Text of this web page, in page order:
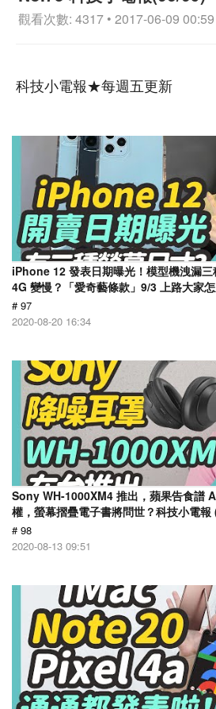
觀看次數: 4317 • 2017-06-09 00:59
科技小電報★每週五更新
iPhone 12 發表日期曝光！模型機洩漏
4G 變慢？「愛奇藝條款」9/3 上路大家
# 97
2020-08-20 16:34
Sony WH-1000XM4 推出，蘋果告食譜
權，螢幕摺疊電子書將問世？科技小電報
# 98
2020-08-13 09:51